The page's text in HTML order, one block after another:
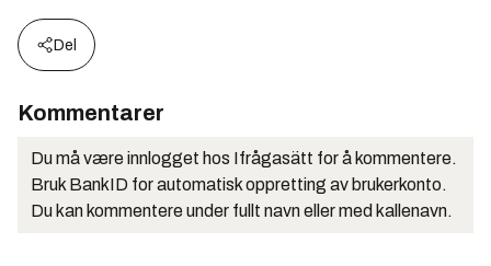
Del
Kommentarer
Du må være innlogget hos Ifrågasätt for å kommentere.
Bruk BankID for automatisk oppretting av brukerkonto.
Du kan kommentere under fullt navn eller med kallenavn.